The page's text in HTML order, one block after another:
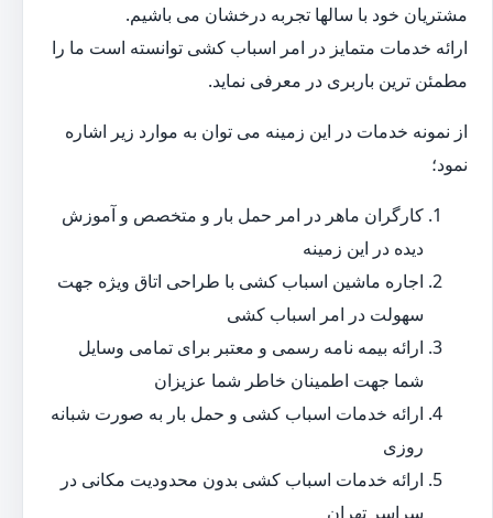
مشتریان خود با سالها تجربه درخشان می باشیم.
ارائه خدمات متمایز در امر اسباب کشی توانسته است ما را
مطمئن ترین باربری در معرفی نماید.
از نمونه خدمات در این زمینه می توان به موارد زیر اشاره
نمود؛
کارگران ماهر در امر حمل بار و متخصص و آموزش
دیده در این زمینه
اجاره ماشین اسباب کشی با طراحی اتاق ویژه جهت
سهولت در امر اسباب کشی
ارائه بیمه نامه رسمی و معتبر برای تمامی وسایل
شما جهت اطمینان خاطر شما عزیزان
ارائه خدمات اسباب کشی و حمل بار به صورت شبانه
روزی
ارائه خدمات اسباب کشی بدون محدودیت مکانی در
سراسر تهران